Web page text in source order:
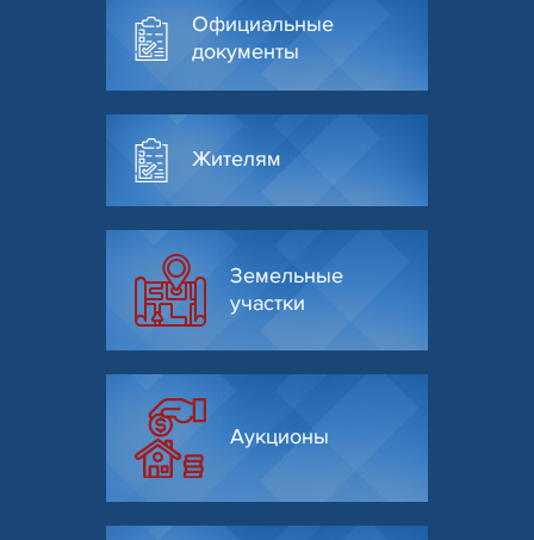
Официальные
документы
Жителям
Земельные
участки
Аукционы